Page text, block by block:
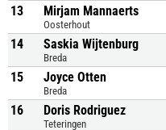
13 Mirjam Mannaerts
Oosterhout
14 Saskia Wijtenburg
Breda
15 Joyce Otten
Breda
16 Doris Rodriguez
Teteringen